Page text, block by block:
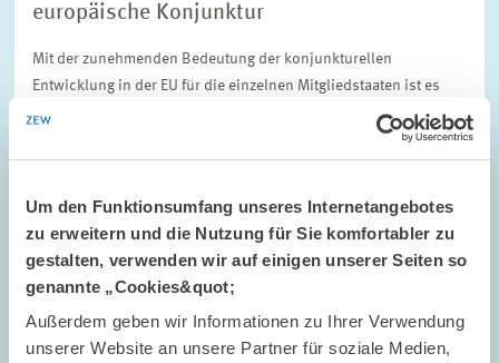
Um den Funktionsumfang unseres Internetangebotes
zu erweitern und die Nutzung für Sie komfortabler zu
gestalten, verwenden wir auf einigen unserer Seiten so
genannte „Cookies&quot;
Außerdem geben wir Informationen zu Ihrer Verwendung
unserer Website an unsere Partner für soziale Medien,
europäische Konjunktur
Mit der zunehmenden Bedeutung der konjunkturellen
Entwicklung in der EU für die einzelnen Mitgliedstaaten ist es
erforderlich, frühzeitig Informationen über die zu erwartende
ARBEITSMÄRKTE UND SOZIALVERSICHERUNGEN